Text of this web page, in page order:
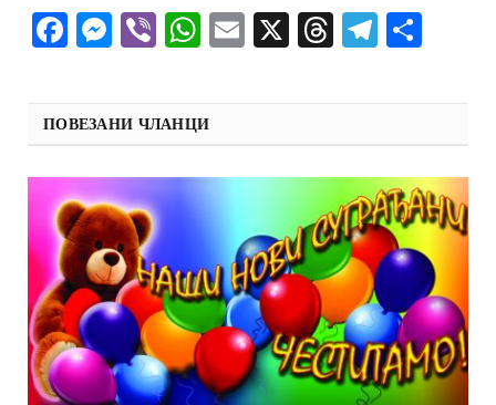
Facebook
Messenger
ViberWhatsApp
Email
X Threads
ПОВЕЗАНИ ЧЛАНЦИ